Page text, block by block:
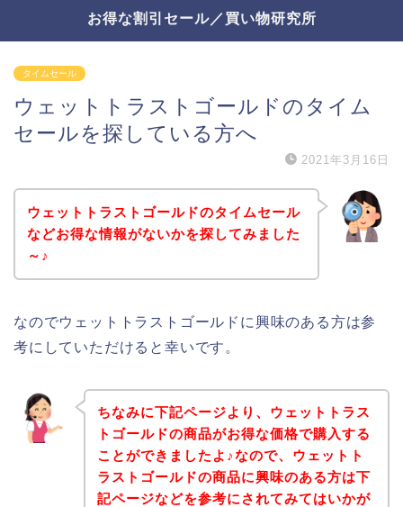
お得な割引セール／買い物研究所
タイムセール
ウェットトラストゴールドのタイム
セールを探している方へ
2021年3月16日
ウェットトラストゴールドのタイムセール
などお得な情報がないかを探してみました
～♪
なのでウェットトラストゴールドに興味のある方は参
考にしていただけると幸いです。
ちなみに下記ページより、ウェットトラス
トゴールドの商品がお得な価格で購入する
ことができましたよ♪なので、ウェットト
ラストゴールドの商品に興味のある方は下
記ページなどを参考にされてみてはいかが